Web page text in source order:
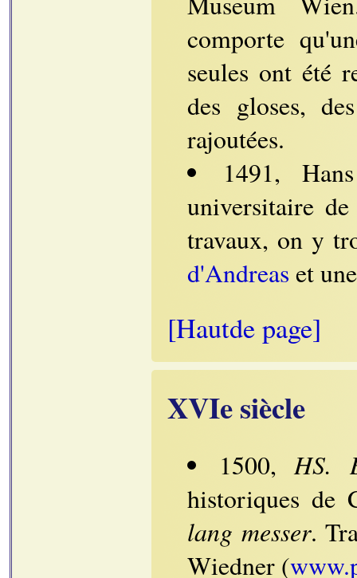
comporte
seules ont été
des gloses,
rajoutées.
1491,
universitaire
travaux, on y
d'Andreas et
[Hautde page]
XVIe siècle
1500,HS.
historiques de
lang messer.
Wiedner (